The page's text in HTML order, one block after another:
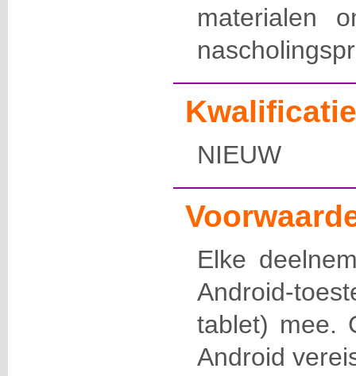
materialen
NIEUW
Elke
Android-
tablet) mee.
Android